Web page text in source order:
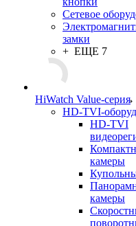
Сетевое
замки
+ ЕЩЕ 7
HiWatch Value-серия
HD-TVI-
HD-TVI
камеры
камеры